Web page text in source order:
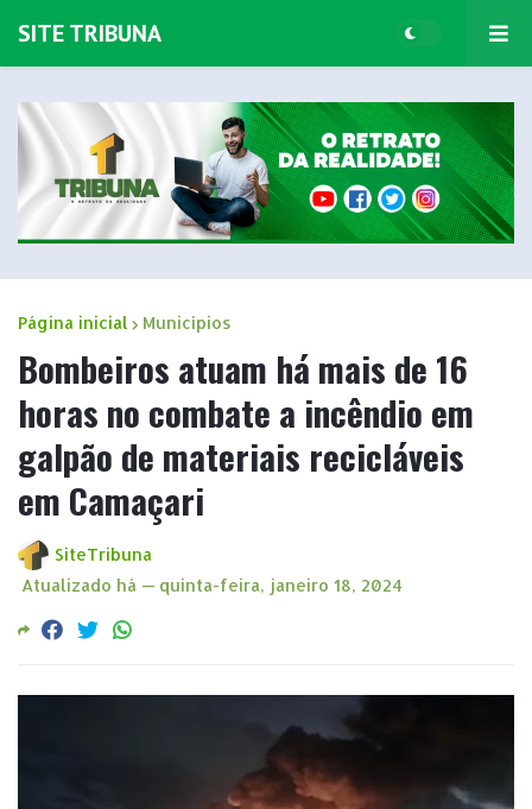
SITE TRIBUNA
Página inicial Municípios
Bombeiros atuam há mais de 16
horas no combate a incêndio em
galpão de materiais recicláveis
em Camaçari
SiteTribuna
Atualizado há — quinta-feira, janeiro 18, 2024